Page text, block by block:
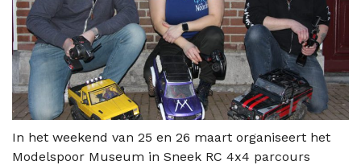
In het weekend van 25 en 26 maart organiseert het
Modelspoor Museum in Sneek RC 4x4 parcours